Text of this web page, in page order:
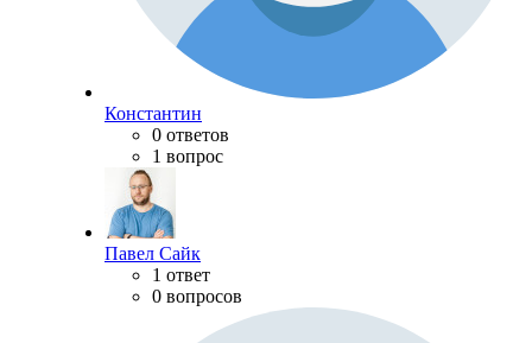
Константин
0 ответов
1 вопрос
Павел Сайк
1 ответ
0 вопросов